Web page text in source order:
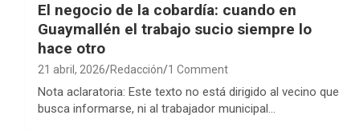
El negocio de la cobardía: cuando en
Guaymallén el trabajo sucio siempre lo
hace otro
21 abril, 2026 Redacción 1 Comment
Nota aclaratoria: Este texto no está dirigido al vecino que
busca informarse, ni al trabajador municipal…